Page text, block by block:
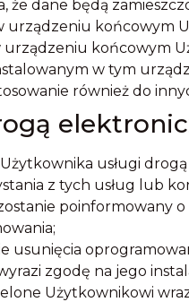
że dane będą
urządzeniu końcowym
urządzeniu końcowym
w tym
również do
Użytkownika usługi
z tych usług lub
poinformowany
usunięcia
zgodę na jego
Użytkownikowi